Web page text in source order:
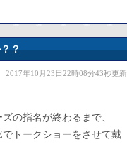
？
2017年10月23日22時08分43秒更新
の指名が終わるまで、
トークショーをさせて戴